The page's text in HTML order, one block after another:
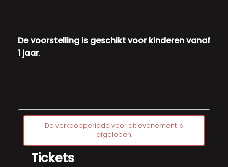
De voorstelling is geschikt voor kinderen vanaf
1 jaar.
De verkoopperiode voor dit evenement is
afgelopen.
Tickets